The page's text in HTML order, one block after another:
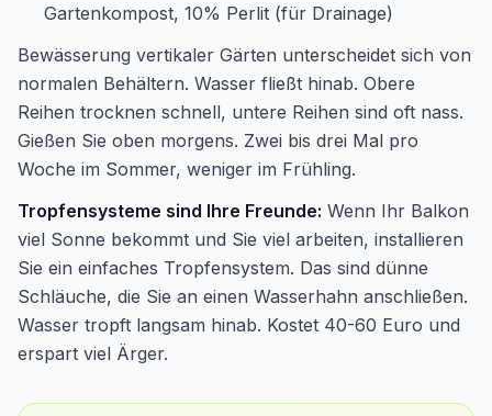
Gartenkompost, 10% Perlit (für Drainage)
Bewässerung vertikaler Gärten unterscheidet sich von
normalen Behältern. Wasser fließt hinab. Obere
Reihen trocknen schnell, untere Reihen sind oft nass.
Gießen Sie oben morgens. Zwei bis drei Mal pro
Woche im Sommer, weniger im Frühling.
Tropfensysteme sind Ihre Freunde: Wenn Ihr Balkon
viel Sonne bekommt und Sie viel arbeiten, installieren
Sie ein einfaches Tropfensystem. Das sind dünne
Schläuche, die Sie an einen Wasserhahn anschließen.
Wasser tropft langsam hinab. Kostet 40-60 Euro und
erspart viel Ärger.